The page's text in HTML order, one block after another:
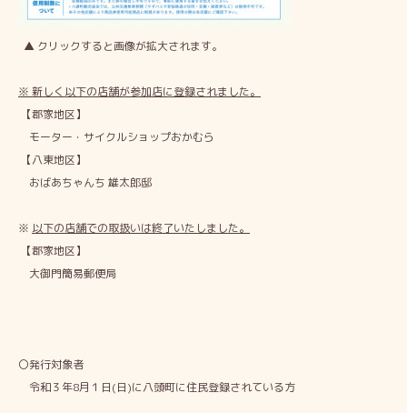
▲ クリックすると画像が拡大されます。
※ 新しく以下の店舗が参加店に登録されました。
【郡家地区】
モーター・サイクルショップおかむら
【八東地区】
おばあちゃんち 雄太郎邸
※ 以下の店舗での取扱いは終了いたしました。
【郡家地区】
大御門簡易郵便局
〇発行対象者
令和３年8月１日(日)に八頭町に住民登録されている方